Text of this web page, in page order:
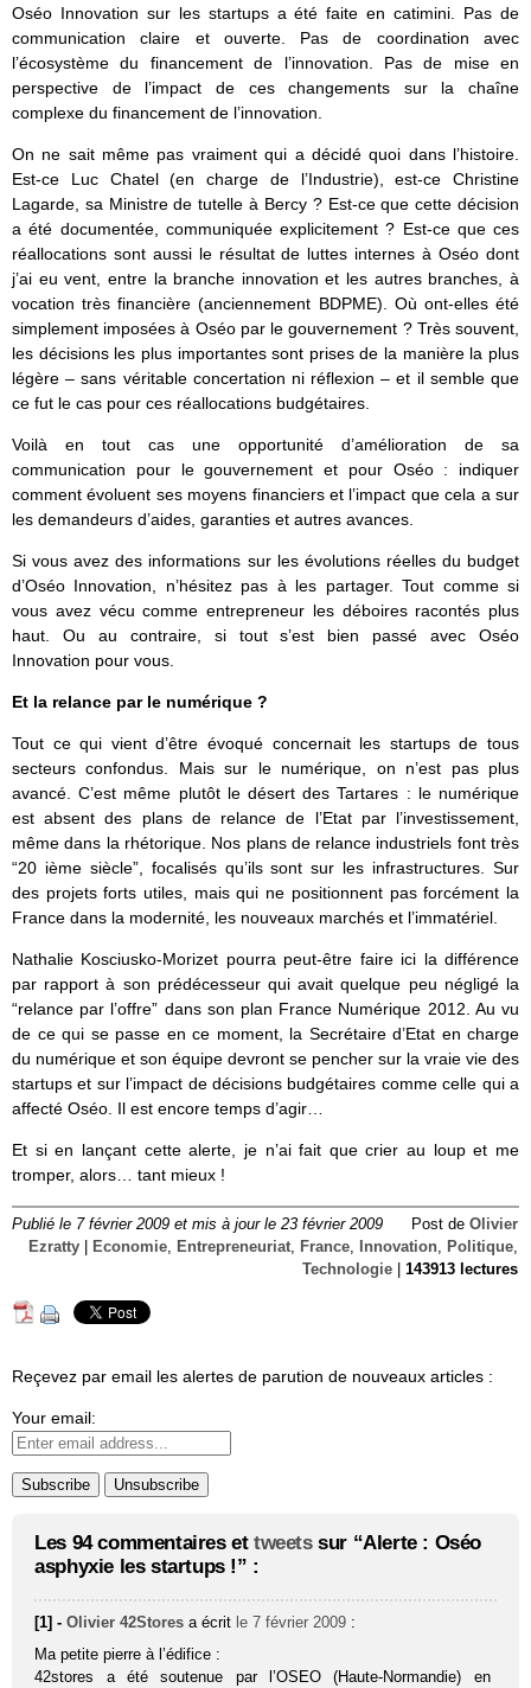
Oséo Innovation sur les startups a été faite en catimini. Pas de
communication claire et ouverte. Pas de coordination avec
l’écosystème du financement de l’innovation. Pas de mise en
perspective de l’impact de ces changements sur la chaîne
complexe du financement de l’innovation.
On ne sait même pas vraiment qui a décidé quoi dans l’histoire.
Est-ce Luc Chatel (en charge de l’Industrie), est-ce Christine
Lagarde, sa Ministre de tutelle à Bercy ? Est-ce que cette décision
a été documentée, communiquée explicitement ? Est-ce que ces
réallocations sont aussi le résultat de luttes internes à Oséo dont
j’ai eu vent, entre la branche innovation et les autres branches, à
vocation très financière (anciennement BDPME). Où ont-elles été
simplement imposées à Oséo par le gouvernement ? Très souvent,
les décisions les plus importantes sont prises de la manière la plus
légère – sans véritable concertation ni réflexion – et il semble que
ce fut le cas pour ces réallocations budgétaires.
Voilà en tout cas une opportunité d’amélioration de sa
communication pour le gouvernement et pour Oséo : indiquer
comment évoluent ses moyens financiers et l’impact que cela a sur
les demandeurs d’aides, garanties et autres avances.
Si vous avez des informations sur les évolutions réelles du budget
d’Oséo Innovation, n’hésitez pas à les partager. Tout comme si
vous avez vécu comme entrepreneur les déboires racontés plus
haut. Ou au contraire, si tout s’est bien passé avec Oséo
Innovation pour vous.
Et la relance par le numérique ?
Tout ce qui vient d’être évoqué concernait les startups de tous
secteurs confondus. Mais sur le numérique, on n’est pas plus
avancé. C’est même plutôt le désert des Tartares : le numérique
est absent des plans de relance de l’Etat par l’investissement,
même dans la rhétorique. Nos plans de relance industriels font très
“20 ième siècle”, focalisés qu’ils sont sur les infrastructures. Sur
des projets forts utiles, mais qui ne positionnent pas forcément la
France dans la modernité, les nouveaux marchés et l’immatériel.
Nathalie Kosciusko-Morizet pourra peut-être faire ici la différence
par rapport à son prédécesseur qui avait quelque peu négligé la
“relance par l’offre” dans son plan France Numérique 2012. Au vu
de ce qui se passe en ce moment, la Secrétaire d’Etat en charge
du numérique et son équipe devront se pencher sur la vraie vie des
startups et sur l’impact de décisions budgétaires comme celle qui a
affecté Oséo. Il est encore temps d’agir…
Et si en lançant cette alerte, je n’ai fait que crier au loup et me
tromper, alors… tant mieux !
Publié le 7 février 2009 et mis à jour le 23 février 2009 Post de Olivier
Ezratty
Economie, Entrepreneuriat, France, Innovation, Politique,
Technologie
143913 lectures
Reçevez par email les alertes de parution de nouveaux articles :
Your email:
Les 94 commentaires et tweetssur “Alerte : Oséo
asphyxie les startups !” :
[1] -Olivier 42Stores a écrit le 7 février 2009 :
Ma petite pierre à l’édifice :
42stores a été soutenue par l’OSEO (Haute-Normandie) en